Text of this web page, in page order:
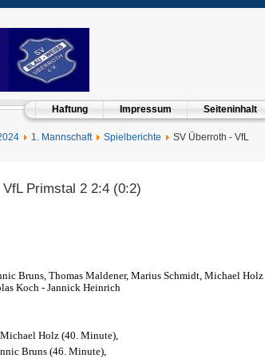
Haftung Impressum Seiteninhalt
1. Mannschaft Spielberichte
SV Überroth - VfL
Primstal 2 2:4 (0:2)
Bruns, Thomas Maldener, Marius Schmidt, Michael Holz
Koch - Jannick Heinrich
Holz (40. Minute),
Bruns (46. Minute),